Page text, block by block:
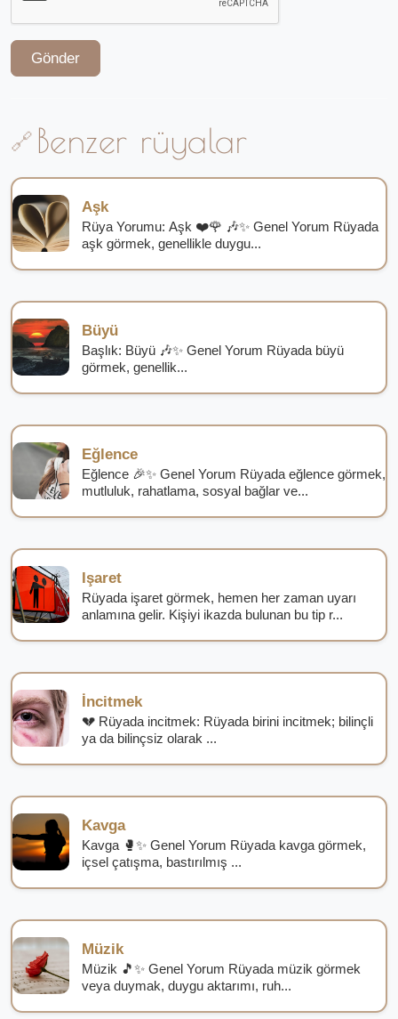
Gönder
Benzer rüyalar
Aşk
Rüya Yorumu: Aşk ❤️🌹 🎶✨ Genel Yorum Rüyada
aşk görmek, genellikle duygu...
Büyü
Başlık: Büyü 🎶✨ Genel Yorum Rüyada büyü
görmek, genellik...
Eğlence
Eğlence 🎉✨ Genel Yorum Rüyada eğlence görmek,
mutluluk, rahatlama, sosyal bağlar ve...
Işaret
Rüyada işaret görmek, hemen her zaman uyarı
anlamına gelir. Kişiyi ikazda bulunan bu tip r...
İncitmek
💔 Rüyada incitmek: Rüyada birini incitmek; bilinçli
ya da bilinçsiz olarak ...
Kavga
Kavga 🥊✨ Genel Yorum Rüyada kavga görmek,
içsel çatışma, bastırılmış ...
Müzik
Müzik 🎵✨ Genel Yorum Rüyada müzik görmek
veya duymak, duygu aktarımı, ruh...